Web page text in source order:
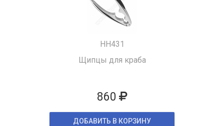
HH431
Щипцы для краба
860
ДОБАВИТЬ В КОРЗИНУ